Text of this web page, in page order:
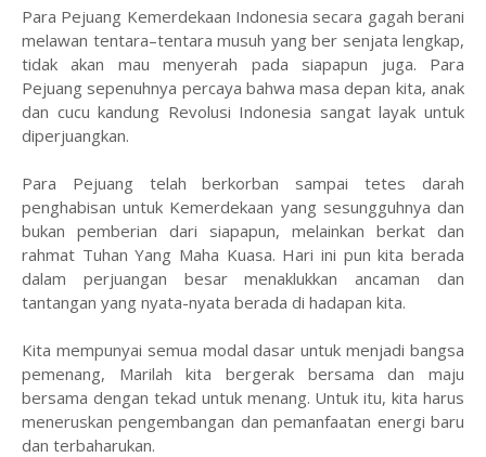
Para Pejuang Kemerdekaan Indonesia secara gagah berani
melawan tentara–tentara musuh yang ber senjata lengkap,
tidak akan mau menyerah pada siapapun juga. Para
Pejuang sepenuhnya percaya bahwa masa depan kita, anak
dan cucu kandung Revolusi Indonesia sangat layak untuk
diperjuangkan.
Para Pejuang telah berkorban sampai tetes darah
penghabisan untuk Kemerdekaan yang sesungguhnya dan
bukan pemberian dari siapapun, melainkan berkat dan
rahmat Tuhan Yang Maha Kuasa. Hari ini pun kita berada
dalam perjuangan besar menaklukkan ancaman dan
tantangan yang nyata-nyata berada di hadapan kita.
Kita mempunyai semua modal dasar untuk menjadi bangsa
pemenang, Marilah kita bergerak bersama dan maju
bersama dengan tekad untuk menang. Untuk itu, kita harus
meneruskan pengembangan dan pemanfaatan energi baru
dan terbaharukan.